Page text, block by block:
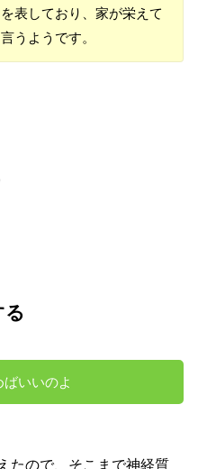
表しており、家が栄えて
うようです。
いいのよ
たので、そこまで神経質